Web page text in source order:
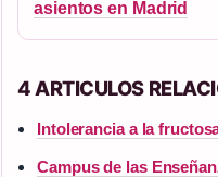
asientos en Madrid
4 ARTICULOS
Intolerancia a la
Campus de las